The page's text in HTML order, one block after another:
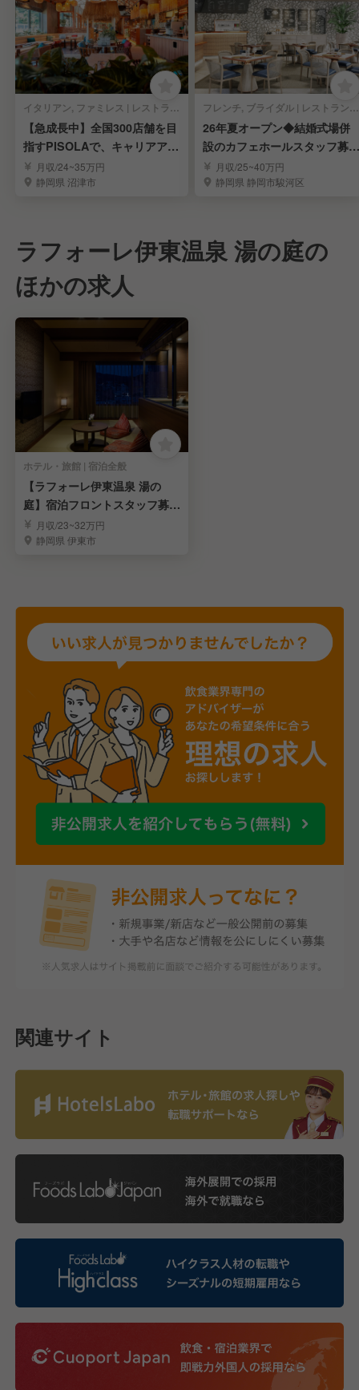
イタリアン, ファミレス | レストランサービス・ホールスタッフ
【急成長中】全国300店舗を目
指すPISOLAで、キャリアアッ
プを目指す！
月収/24~35万円
静岡県 沼津市
フレンチ, ブライダル | レストランサービス・ホールスタッフ
26年夏オープン◆結婚式場併
設のカフェホールスタッフ募
集！◆福利厚生充実
月収/25~40万円
静岡県 静岡市駿河区
ラフォーレ伊東温泉 湯の庭の
ほかの求人
ホテル・旅館 | 宿泊全般
【ラフォーレ伊東温泉 湯の
庭】宿泊フロントスタッフ募集
（接客経験歓迎）
月収/23~32万円
静岡県 伊東市
関連サイト